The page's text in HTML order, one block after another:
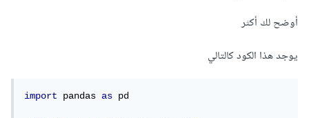
أوضح لك أكثر
يوجد هذا الكود كالتالي
import pandas as pd